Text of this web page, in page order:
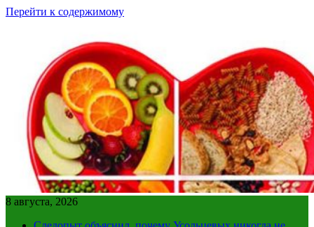
Перейти к содержимому
8 августа, 2026